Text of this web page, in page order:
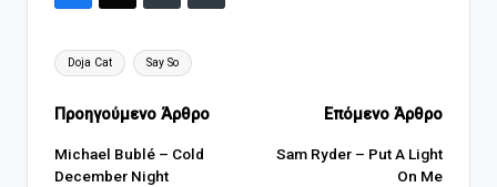
Ετικέτες:
Doja Cat Say So
Πλοήγηση
δημοσιεύσεων
Προηγούμενο Άρθρο
Michael Bublé – Cold
December Night
Επόμενο Άρθρο
Sam Ryder – Put A Light
On Me